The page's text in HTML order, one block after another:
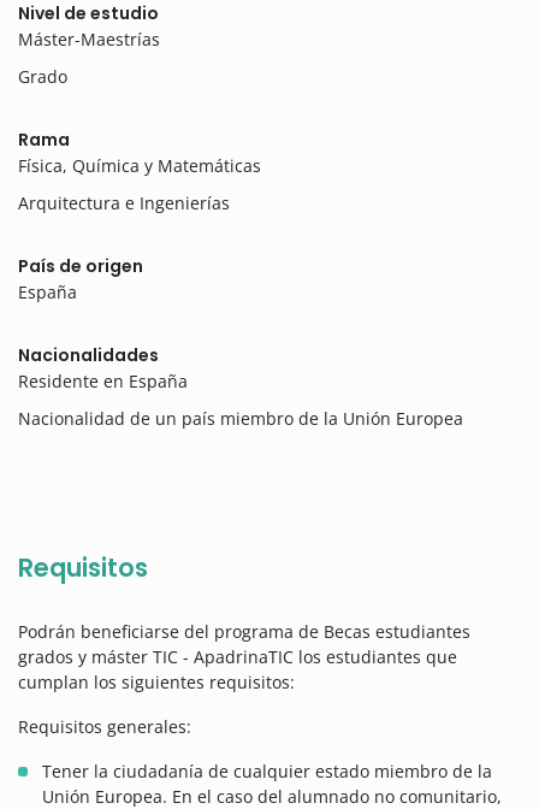
Nivel de estudio
Máster-Maestrías
Grado
Rama
Física, Química y Matemáticas
Arquitectura e Ingenierías
País de origen
España
Nacionalidades
Residente en España
Nacionalidad de un país miembro de la Unión Europea
Requisitos
Podrán beneficiarse del programa de Becas estudiantes
grados y máster TIC - ApadrinaTIC los estudiantes que
cumplan los siguientes requisitos:
Requisitos generales:
Tener la ciudadanía de cualquier estado miembro de la
Unión Europea. En el caso del alumnado no comunitario,